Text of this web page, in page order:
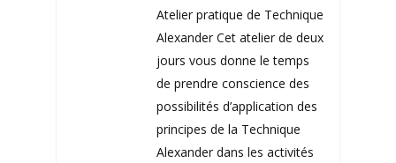
Atelier pratique de Technique
Alexander Cet atelier de deux
jours vous donne le temps
de prendre conscience des
possibilités d’application des
principes de la Technique
Alexander dans les activités